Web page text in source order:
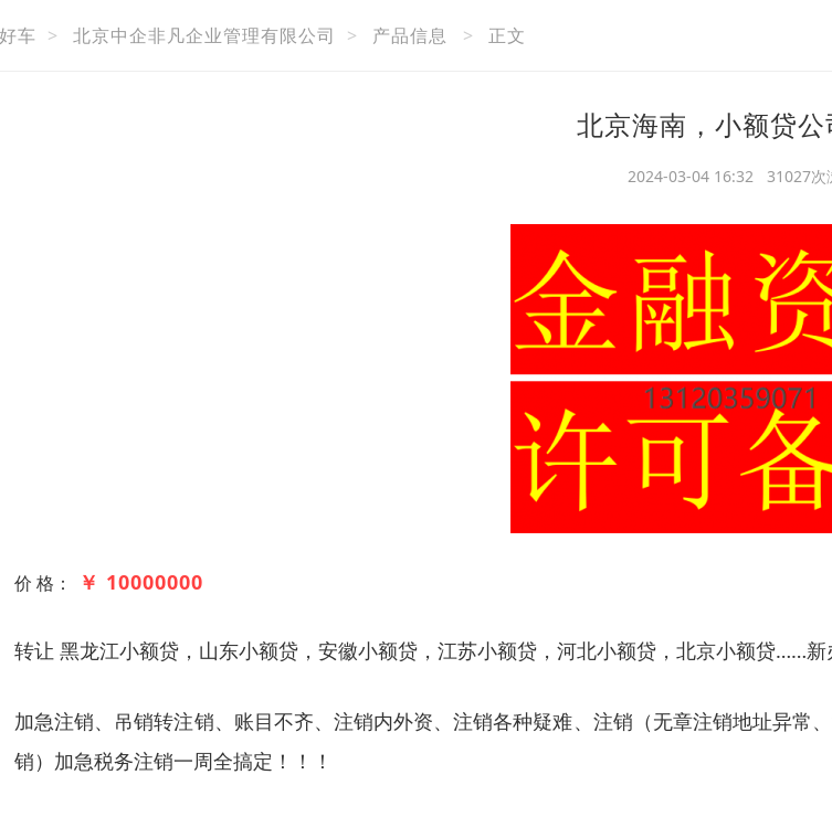
车 > 北京中企非凡企业管理有限公司 > 产品信息 > 正文
北京海南，小额贷公
2024-03-04 16:32 31027次
价 格： ￥ 10000000
转让 黑龙江小额贷，山东小额贷，安徽小额贷，江苏小额贷，河北小额贷，北京小额贷……
加急注销、吊销转注销、账目不齐、注销内外资、注销各种疑难、注销（无章注销地址异
销）加急税务注销一周全搞定！！！